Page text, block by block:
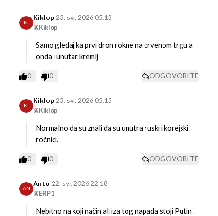
KI
Kiklop
@Kiklop
23. svi. 2026 05:18
Samo gledaj ka prvi dron rokne na crvenom trgu a
onda i unutar kremlj
0 0 ODGOVORITE
KI
Kiklop
@Kiklop
23. svi. 2026 05:15
Normalno da su znali da su unutra ruski i korejski
ročnici.
0 0 ODGOVORITE
AN
Anto
@ERP1
22. svi. 2026 22:18
Nebitno na koji način ali iza tog napada stoji Putin .